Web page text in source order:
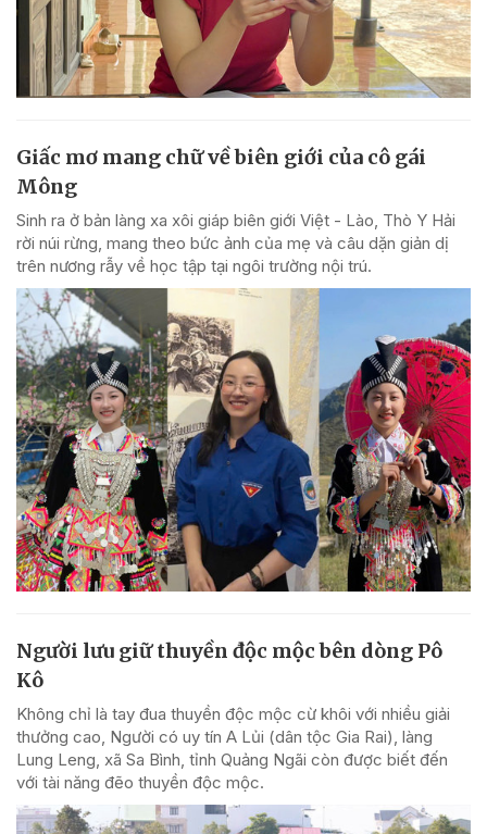
Giấc mơ mang chữ về biên giới của cô gái
Mông
Sinh ra ở bản làng xa xôi giáp biên giới Việt - Lào, Thò Y Hải
rời núi rừng, mang theo bức ảnh của mẹ và câu dặn giản dị
trên nương rẫy về học tập tại ngôi trường nội trú.
Người lưu giữ thuyền độc mộc bên dòng Pô
Kô
Không chỉ là tay đua thuyền độc mộc cừ khôi với nhiều giải
thưởng cao, Người có uy tín A Lủi (dân tộc Gia Rai), làng
Lung Leng, xã Sa Bình, tỉnh Quảng Ngãi còn được biết đến
với tài năng đẽo thuyền độc mộc.